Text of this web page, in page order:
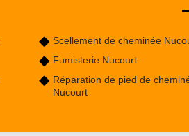
Scellement de cheminée
Fumisterie Nucourt
Réparation de pied de
Nucourt